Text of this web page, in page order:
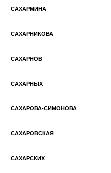
САХАРМИНА
САХАРНИКОВА
САХАРНОВ
САХАРНЫХ
САХАРОВА-СИМОНОВА
САХАРОВСКАЯ
САХАРСКИХ